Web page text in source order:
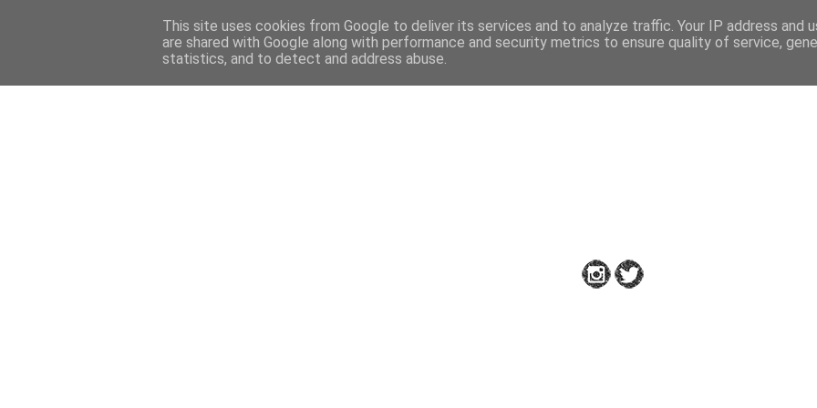
This site uses cookies from Google to deliver its services and to analyze traffic. Your IP address and
are shared with Google along with performance and security metrics to ensure quality of service,
statistics, and to detect and address abuse.